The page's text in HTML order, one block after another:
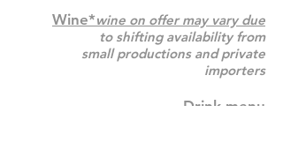
Wine*wine on offer may vary due
to shifting availability from
small productions and private
importers
Drink menu